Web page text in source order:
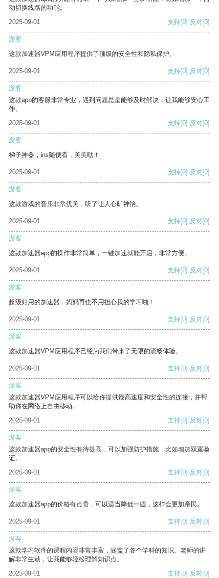
动切换线路的功能。
2025-09-01
支持[0] 反对[0]
游客
这款加速器VPM应用程序提供了顶级的安全性和隐私保护。
2025-09-01 支持[0] 反对[0]
游客
这款app的客服非常专业，遇到问题总是能够及时解决，让我能够安心工
作。
2025-09-01
支持[0] 反对[0]
游客
梯子神器，ins随便看，美美哒！
2025-09-01 支持[0] 反对[0]
游客
这款游戏的音乐非常优美，听了让人心旷神怡。
2025-09-01 支持[0] 反对[0]
游客
这款加速器app的操作非常简单，一键加速就能开启，非常方便。
2025-09-01 支持[0] 反对[0]
游客
超级好用的加速器，妈妈再也不用担心我的学习啦！
2025-09-01 支持[0] 反对[0]
游客
这款加速器VPM应用程序已经为我们带来了无限的流畅体验。
2025-09-01 支持[0] 反对[0]
游客
这款加速器VPM应用程序可以给你提供最高速度和安全性的连接，并帮
助你在网络上自由移动。
2025-09-01
支持[0] 反对[0]
游客
这款加速器app的安全性有待提高，可以加强防护措施，比如增加双重验
证。
2025-09-01
支持[0] 反对[0]
游客
这款加速器app的价格有点贵，可以适当降低一些，这样会更加亲民。
2025-09-01 支持[0] 反对[0]
游客
这款学习软件的课程内容非常丰富，涵盖了各个学科的知识。老师的讲
解非常生动，让我能够轻松理解知识点。
2025-09-01
支持[0] 反对[0]